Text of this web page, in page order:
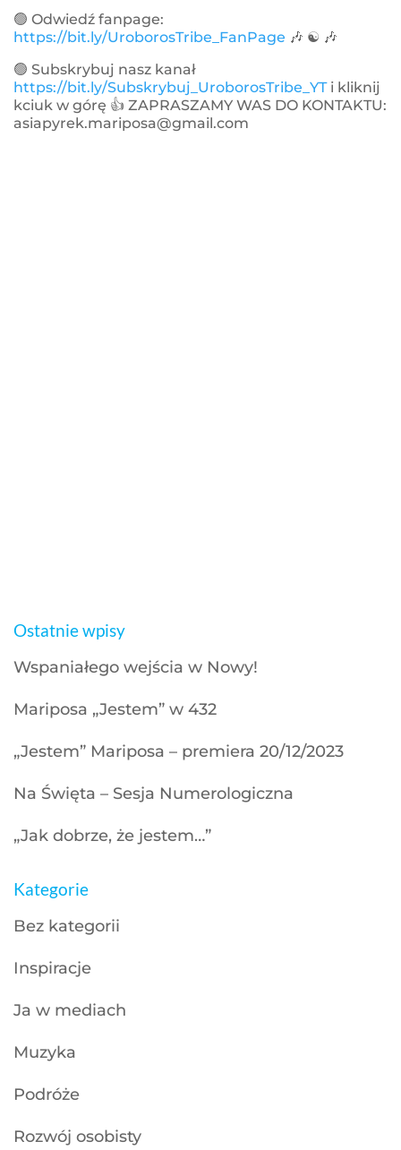
🟢 Odwiedź fanpage:
https://bit.ly/UroborosTribe_FanPage 🎶 ☯ 🎶
🟢 Subskrybuj nasz kanał
https://bit.ly/Subskrybuj_UroborosTribe_YTi kliknij
kciuk w górę 👍 ZAPRASZAMY WAS DO KONTAKTU:
asiapyrek.mariposa@gmail.com
Ostatnie wpisy
Wspaniałego wejścia w Nowy!
Mariposa „Jestem” w 432
„Jestem” Mariposa – premiera 20/12/2023
Na Święta – Sesja Numerologiczna
„Jak dobrze, że jestem…”
Kategorie
Bez kategorii
Inspiracje
Ja w mediach
Muzyka
Podróże
Rozwój osobisty